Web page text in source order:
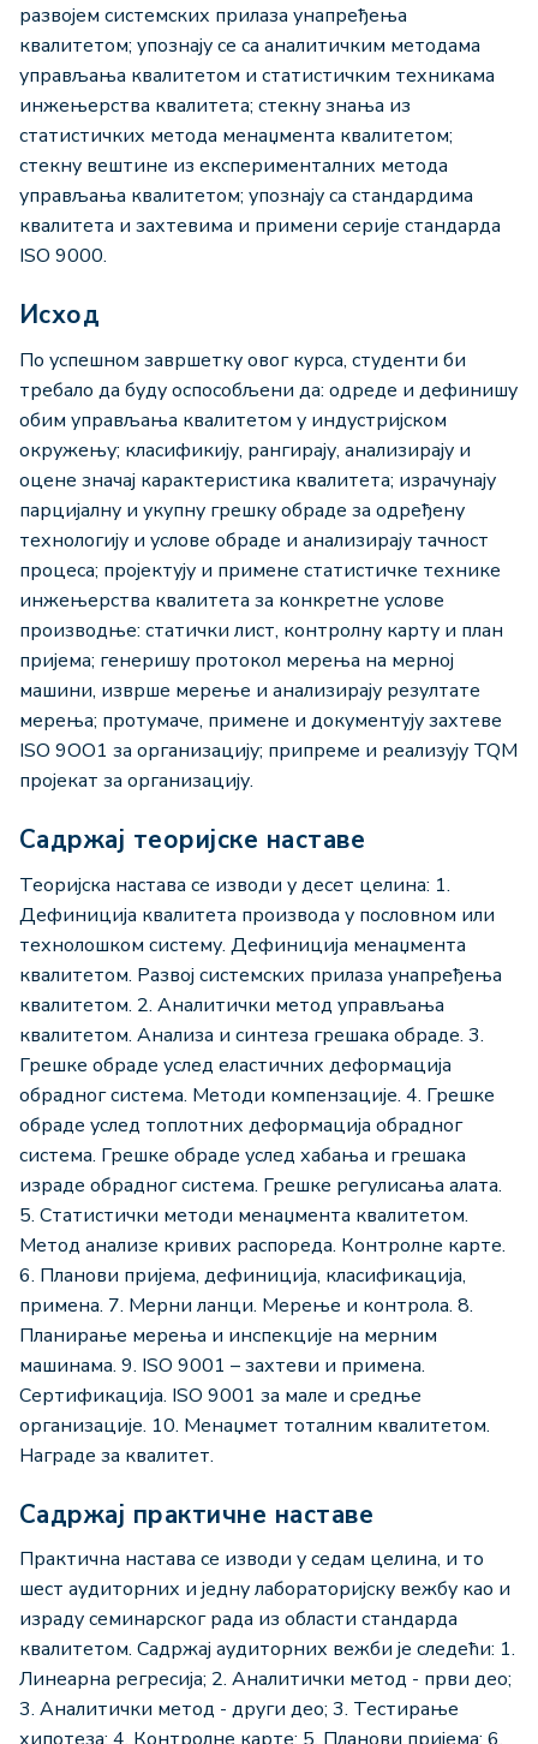
развојем системских прилаза унапређења
квалитетом; упознају се са аналитичким методама
управљања квалитетом и статистичким техникама
инжењерства квалитета; стекну знања из
статистичких метода менаџмента квалитетом;
стекну вештине из експерименталних метода
управљања квалитетом; упознају са стандардима
квалитета и захтевима и примени серије стандарда
ISO 9000.
Исход
По успешном завршетку овог курса, студенти би
требало да буду оспособљени да: одреде и дефинишу
обим управљања квалитетом у индустријском
окружењу; класификију, рангирају, анализирају и
оцене значај карактеристика квалитета; израчунају
парцијалну и укупну грешку обраде за одређену
технологију и услове обраде и анализирају тачност
процеса; пројектују и примене статистичке технике
инжењерства квалитета за конкретне услове
производње: статички лист, контролну карту и план
пријема; генеришу протокол мерења на мерној
машини, изврше мерење и анализирају резултате
мерења; протумаче, примене и документују захтеве
ISO 9ОО1 за организацију; припреме и реализују TQM
пројекат за организацију.
Садржај теоријске наставе
Теоријска настава се изводи у десет целина: 1.
Дефиниција квалитета производа у пословном или
технолошком систему. Дефиниција менаџмента
квалитетом. Развој системских прилаза унапређења
квалитетом. 2. Аналитички метод управљања
квалитетом. Анализа и синтеза грешака обраде. 3.
Грешке обраде услед еластичних деформација
обрадног система. Методи компензације. 4. Грешке
обраде услед топлотних деформација обрадног
система. Грешке обраде услед хабања и грешака
израде обрадног система. Грешке регулисања алата.
5. Статистички методи менаџмента квалитетом.
Метод анализе кривих распореда. Контролне карте.
6. Планови пријема, дефиниција, класификација,
примена. 7. Мерни ланци. Мерење и контрола. 8.
Планирање мерења и инспекције на мерним
машинама. 9. ISO 9001 – захтеви и примена.
Сертификација. ISO 9001 за мале и средње
организације. 10. Менаџмет тоталним квалитетом.
Награде за квалитет.
Садржај практичне наставе
Практична настава се изводи у седам целина, и то
шест аудиторних и једну лабораторијску вежбу као и
израду семинарског рада из области стандарда
квалитетом. Садржај аудиторних вежби је следећи: 1.
Линеарна регресија; 2. Аналитички метод - први део;
3. Аналитички метод - други део; 3. Тестирање